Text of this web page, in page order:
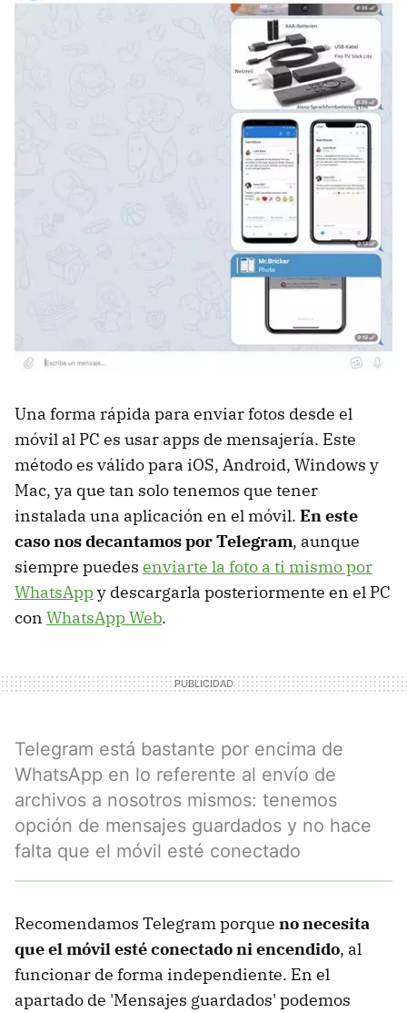
Una forma rápida para enviar fotos desde el
móvil al PC es usar apps de mensajería. Este
método es válido para iOS, Android, Windows y
Mac, ya que tan solo tenemos que tener
instalada una aplicación en el móvil. En este
caso nos decantamos por Telegram, aunque
siempre puedes enviarte la foto a ti mismo por
WhatsAppy descargarla posteriormente en el PC
con WhatsApp Web.
Telegram está bastante por encima de
WhatsApp en lo referente al envío de
archivos a nosotros mismos: tenemos
opción de mensajes guardados y no hace
falta que el móvil esté conectado
Recomendamos Telegram porque no necesita
que el móvil esté conectado ni encendido, al
funcionar de forma independiente. En el
apartado de 'Mensajes guardados' podemos